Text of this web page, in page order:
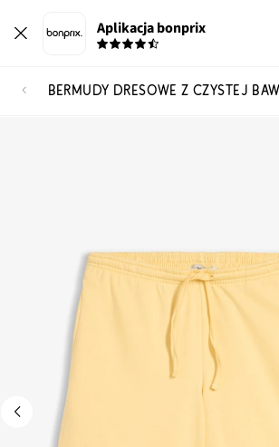
Aplikacja bonprix